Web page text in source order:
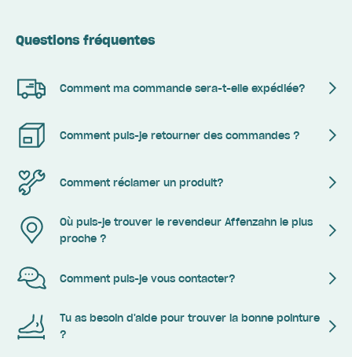
Questions fréquentes
Comment ma commande sera-t-elle expédiée?
Comment puis-je retourner des commandes ?
Comment réclamer un produit?
Où puis-je trouver le revendeur Affenzahn le plus
proche ?
Comment puis-je vous contacter?
Tu as besoin d'aide pour trouver la bonne pointure
?